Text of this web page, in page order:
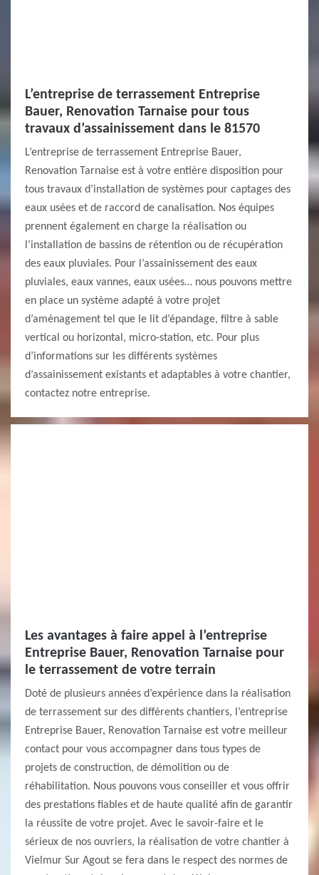
L’entreprise de terrassement Entreprise
Bauer, Renovation Tarnaise pour tous
travaux d’assainissement dans le 81570
L’entreprise de terrassement Entreprise Bauer,
Renovation Tarnaise est à votre entière disposition pour
tous travaux d’installation de systèmes pour captages des
eaux usées et de raccord de canalisation. Nos équipes
prennent également en charge la réalisation ou
l’installation de bassins de rétention ou de récupération
des eaux pluviales. Pour l’assainissement des eaux
pluviales, eaux vannes, eaux usées… nous pouvons mettre
en place un système adapté à votre projet
d’aménagement tel que le lit d’épandage, filtre à sable
vertical ou horizontal, micro-station, etc. Pour plus
d’informations sur les différents systèmes
d’assainissement existants et adaptables à votre chantier,
contactez notre entreprise.
Les avantages à faire appel à l’entreprise
Entreprise Bauer, Renovation Tarnaise pour
le terrassement de votre terrain
Doté de plusieurs années d’expérience dans la réalisation
de terrassement sur des différents chantiers, l’entreprise
Entreprise Bauer, Renovation Tarnaise est votre meilleur
contact pour vous accompagner dans tous types de
projets de construction, de démolition ou de
réhabilitation. Nous pouvons vous conseiller et vous offrir
des prestations fiables et de haute qualité afin de garantir
la réussite de votre projet. Avec le savoir-faire et le
sérieux de nos ouvriers, la réalisation de votre chantier à
Vielmur Sur Agout se fera dans le respect des normes de